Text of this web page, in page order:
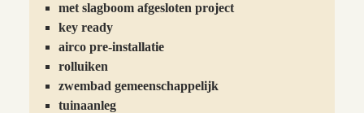
met slagboom afgesloten project
key ready
airco pre-installatie
rolluiken
zwembad gemeenschappelijk
tuinaanleg